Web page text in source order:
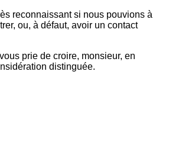
reconnaissant si nous pouvions à
ou, à défaut, avoir un contact
prie de croire, monsieur, en
distinguée.